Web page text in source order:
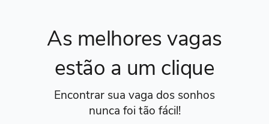
As melhores vagas
estão a um clique
Encontrar sua vaga dos sonhos
nunca foi tão fácil!